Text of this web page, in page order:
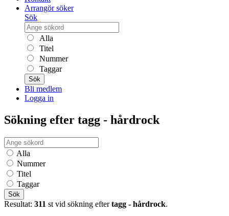
Arrangör söker
Sök
Alla
Titel
Nummer
Taggar
Sök
Bli medlem
Logga in
Sökning efter tagg - hårdrock
Alla
Nummer
Titel
Taggar
Sök
Resultat: 311 st vid sökning eftertagg - hårdrock.